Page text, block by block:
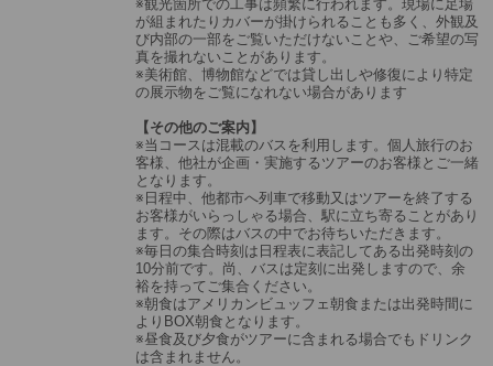
※観光箇所での工事は頻繁に行われます。現場に足場
が組まれたりカバーが掛けられることも多く、外観及
び内部の一部をご覧いただけないことや、ご希望の写
真を撮れないことがあります。
※美術館、博物館などでは貸し出しや修復により特定
の展示物をご覧になれない場合があります
【その他のご案内】
※当コースは混載のバスを利用します。個人旅行のお
客様、他社が企画・実施するツアーのお客様とご一緒
となります。
※日程中、他都市へ列車で移動又はツアーを終了する
お客様がいらっしゃる場合、駅に立ち寄ることがあり
ます。その際はバスの中でお待ちいただきます。
※毎日の集合時刻は日程表に表記してある出発時刻の
10分前です。尚、バスは定刻に出発しますので、余
裕を持ってご集合ください。
※朝食はアメリカンビュッフェ朝食または出発時間に
よりBOX朝食となります。
※昼食及び夕食がツアーに含まれる場合でもドリンク
は含まれません。